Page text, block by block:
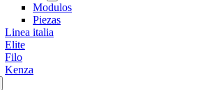
Modulos
Piezas
Linea italia
Elite
Filo
Kenza